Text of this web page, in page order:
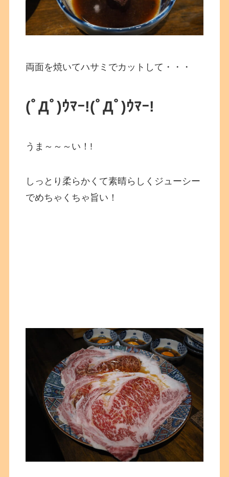
両面を焼いてハサミでカットして・・・
(ﾟДﾟ)ｳﾏｰ!(ﾟДﾟ)ｳﾏｰ!
うま～～～い！!
しっとり柔らかくて素晴らしくジューシー
でめちゃくちゃ旨い！